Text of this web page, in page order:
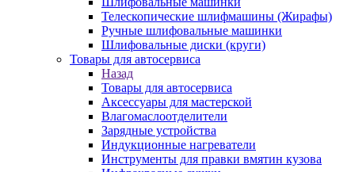
Телескопические шлифмашины (Жирафы)
Ручные шлифовальные машинки
Шлифовальные диски (круги)
Товары для автосервиса
Назад
Товары для автосервиса
Аксессуары для мастерской
Влагомаслоотделители
Зарядные устройства
Индукционные нагреватели
Инструменты для правки вмятин кузова